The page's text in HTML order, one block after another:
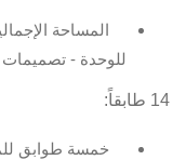
للوحدة - تصميمات
14 طابقاً:
خمسة طوابق